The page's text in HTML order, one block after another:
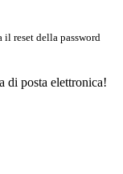
il reset della password
di posta elettronica!